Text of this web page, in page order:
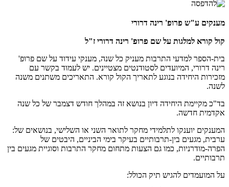
מענקים ע"ש פרופ' רינה דרורי
קול קורא למלגות על שם פרופ' רינה דרורי ז"ל
בית-הספר למדעי התרבות מעניק כל שנה, מענקי עידוד על שם פרופ'
רינה דרורי, המיועדים לסטודנטים מצטיינים. יש לעמוד בקשר עם
מזכירות היחידה בנוגע לתאריך הקול קורא. התאריכים משתנים משנה
לשנה.
בד"כ מקיימת היחידה דיון בנושא זה במהלך חודש דצמבר של כל שנה
אקדמית חדשה.
המענקים יוענקו לתלמידי מחקר לתואר השני או השלישי, בנושאים של:
ערבית, מגעים בין-תרבותיים בעיקר בימי הביניים, היבטים של
הפרה-מודרניות, כמו גם הצעות מתחום מחקר התרבות וסוגיית מגעים בין
תרבותיים.
על המועמדים להגיש תיק הכולל: